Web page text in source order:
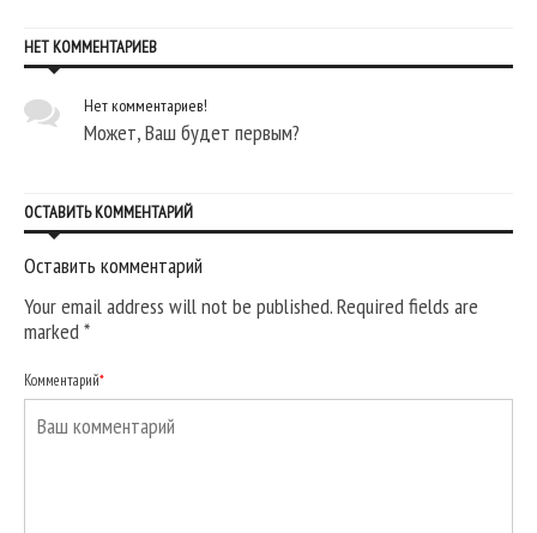
НЕТ КОММЕНТАРИЕВ
Нет комментариев!
Может, Ваш будет первым?
ОСТАВИТЬ КОММЕНТАРИЙ
Оставить комментарий
Your email address will not be published. Required fields are
marked*
Комментарий*